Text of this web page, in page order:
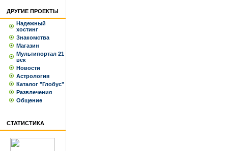
ДРУГИЕ ПРОЕКТЫ
Надежный
хостинг
Знакомства
Магазин
Мультипортал 21
век
Новости
Астрология
Каталог "Глобус"
Развлечения
Общение
СТАТИСТИКА